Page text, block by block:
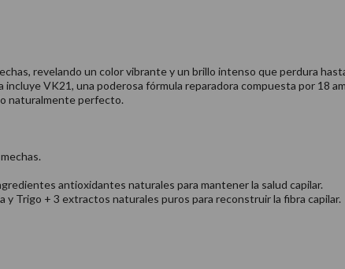
revelando un color vibrante y un brillo intenso que perdura
VK21, una poderosa fórmula reparadora compuesta por 18
naturalmente perfecto.
antioxidantes naturales para mantener la salud capilar.
y Trigo + 3 extractos naturales puros para reconstruir la fibra capilar.